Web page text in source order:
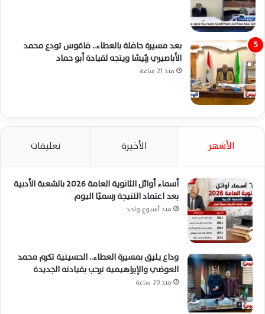
بعد مسيرة حافلة بالعطاء.. فاقوس تودع محمد
الأباصيري رئيسًا ويتجه لقيادة أبو حماد
منذ 21 ساعة
الأشهر الأخيرة تعليقات
أسماء أوائل الثانوية العامة 2026 بالشعبة الأدبية
بعد اعتماد النتيجة رسميًا اليوم
منذ أسبوع واحد
وداع يليق بمسيرة العطاء.. الحسينية تكرم محمد
العوضي والإبراهيمية ترحب بقيادته الجديدة
منذ 20 ساعة